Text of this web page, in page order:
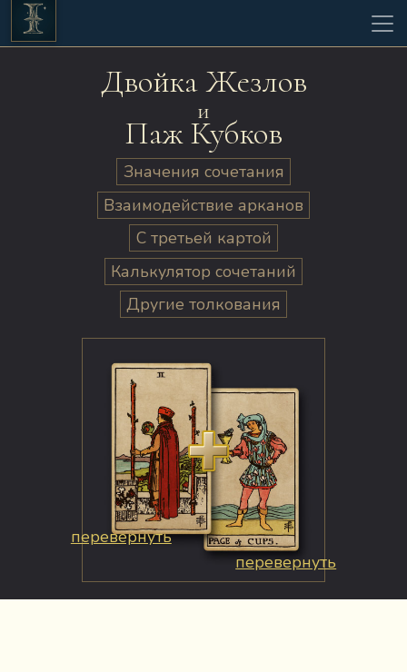
Двойка Жезлов
и
Паж Кубков
Значения сочетания
Взаимодействие арканов
С третьей картой
Калькулятор сочетаний
Другие толкования
перевернуть
перевернуть